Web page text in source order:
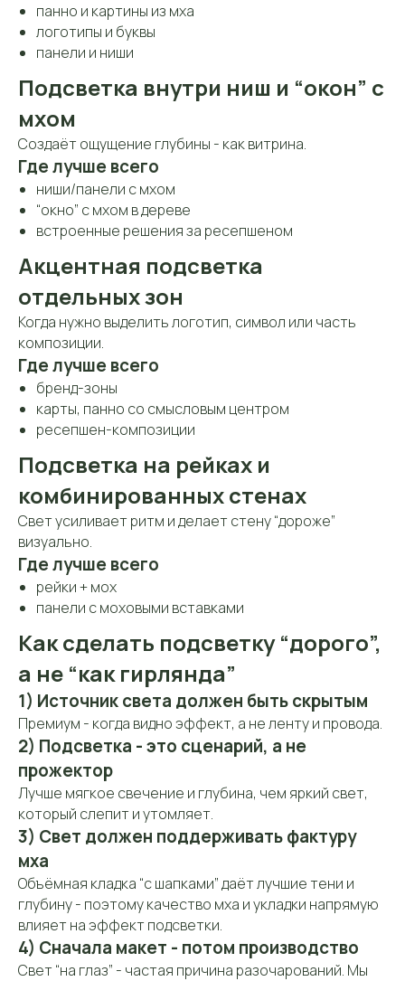
панно и картины из мха
логотипы и буквы
панели и ниши
Подсветка внутри ниш и “окон” с
мхом
Создаёт ощущение глубины - как витрина.
Где лучше всего
ниши/панели с мхом
“окно” с мхом в дереве
встроенные решения за ресепшеном
Акцентная подсветка
отдельных зон
Когда нужно выделить логотип, символ или часть
композиции.
Где лучше всего
бренд-зоны
карты, панно со смысловым центром
ресепшен-композиции
Подсветка на рейках и
комбинированных стенах
Свет усиливает ритм и делает стену “дороже”
визуально.
Где лучше всего
рейки + мох
панели с моховыми вставками
Как сделать подсветку “дорого”,
а не “как гирлянда”
1) Источник света должен быть скрытым
Премиум - когда видно эффект, а не ленту и провода.
2) Подсветка - это сценарий, а не
прожектор
Лучше мягкое свечение и глубина, чем яркий свет,
который слепит и утомляет.
3) Свет должен поддерживать фактуру
мха
Объёмная кладка “с шапками” даёт лучшие тени и
глубину - поэтому качество мха и укладки напрямую
влияет на эффект подсветки.
4) Сначала макет - потом производство
Свет “на глаз” - частая причина разочарований. Мы